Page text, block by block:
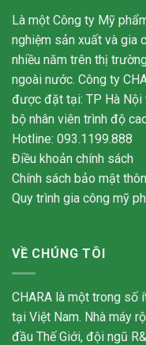
Là một Công ty Mỹ
nghiệm sản xuất và gia
nhiều năm trên thị
ngoài nước. Công ty
được đặt tại: TP Hà Nội
bộ nhân viên trình độ
Hotline: 093.1199.888
Điều khoản chính sách
Chính sách bảo mật
Quy trình gia công mỹ
VỀ CHÚNG TÔI
CHARA là một trong số
tại Việt Nam. Nhà máy
đầu Thế Giới, đội ngũ